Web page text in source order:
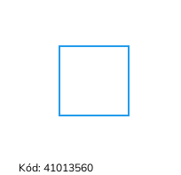
Kód: 41013560